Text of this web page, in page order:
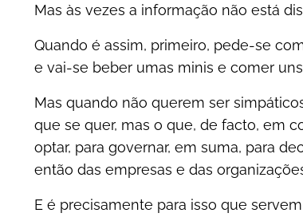
Mas às vezes a informação não está
Quando é assim, primeiro, pede-se
e vai-se beber umas minis e comer
Mas quando não querem ser
que se quer, mas o que, de facto, em
optar, para governar, em suma, para
então das empresas e das
E é precisamente para isso que